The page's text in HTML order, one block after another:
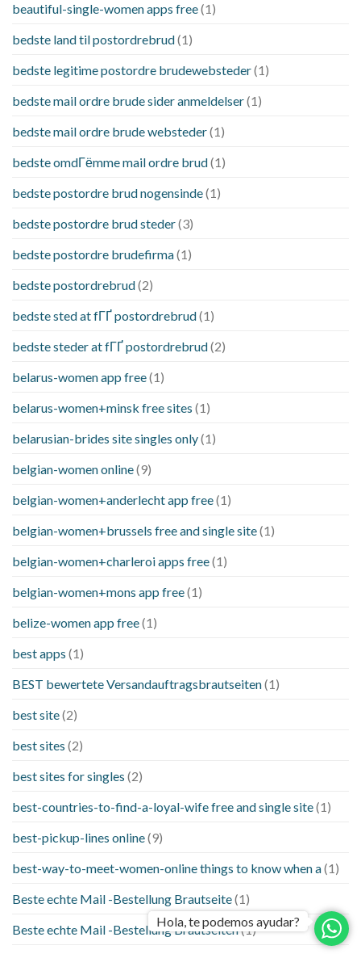
beautiful-single-women apps free(1)
bedste land til postordrebrud(1)
bedste legitime postordre brudewebsteder(1)
bedste mail ordre brude sider anmeldelser(1)
bedste mail ordre brude websteder(1)
bedste omdГёmme mail ordre brud(1)
bedste postordre brud nogensinde(1)
bedste postordre brud steder(3)
bedste postordre brudefirma(1)
bedste postordrebrud(2)
bedste sted at fГҐ postordrebrud(1)
bedste steder at fГҐ postordrebrud(2)
belarus-women app free(1)
belarus-women+minsk free sites (1)
belarusian-brides site singles only(1)
belgian-women online(9)
belgian-women+anderlecht app free(1)
belgian-women+brussels free and single site(1)
belgian-women+charleroi apps free(1)
belgian-women+mons app free(1)
belize-women app free(1)
best apps (1)
BEST bewertete Versandauftragsbrautseiten(1)
best site(2)
best sites (2)
best sites for singles (2)
best-countries-to-find-a-loyal-wife free and single site(1)
best-pickup-lines online(9)
best-way-to-meet-women-online things to know when a(1)
Beste echte Mail -Bestellung Brautseite(1)
Beste echte Mail -Bestellung Brautseiten(1)
Hola, te podemos ayudar?